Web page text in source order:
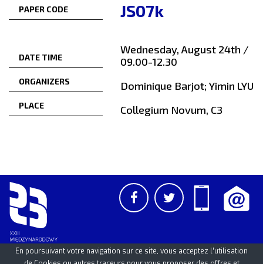
PAPER CODE JS07k
DATE TIME
Wednesday, August 24th /
09.00-12.30
ORGANIZERS Dominique Barjot; Yimin LYU
PLACE Collegium Novum, C3
En poursuivant votre navigation sur ce site, vous acceptez l’utilisation